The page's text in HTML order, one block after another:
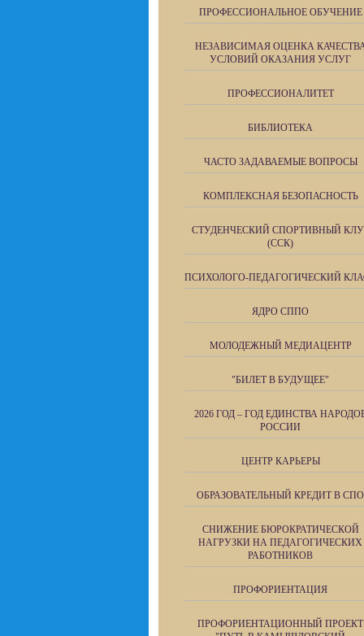
ПРОФЕССИОНАЛЬНОЕ ОБУЧЕНИЕ
НЕЗАВИСИМАЯ ОЦЕНКА
УСЛОВИЙ ОКАЗАНИЯ УСЛУГ
ПРОФЕССИОНАЛИТЕТ
БИБЛИОТЕКА
ЧАСТО ЗАДАВАЕМЫЕ ВОПРОСЫ
КОМПЛЕКСНАЯ БЕЗОПАСНОСТЬ
СТУДЕНЧЕСКИЙ СПОРТИВНЫЙ
(ССК)
ПСИХОЛОГО-ПЕДАГОГИЧЕСКИЙ
ЯДРО СППО
МОЛОДЕЖНЫЙ МЕДИАЦЕНТР
"БИЛЕТ В БУДУЩЕЕ"
2026 ГОД – ГОД ЕДИНСТВА
РОССИИ
ЦЕНТР КАРЬЕРЫ
ОБРАЗОВАТЕЛЬНЫЙ КРЕДИТ В СПО
СНИЖЕНИЕ БЮРОКРАТИЧЕСКОЙ
НАГРУЗКИ НА ПЕДАГОГИЧЕСКИХ
РАБОТНИКОВ
ПРОФОРИЕНТАЦИЯ
ПРОФОРИЕНТАЦИОННЫЙ ПРОЕКТ